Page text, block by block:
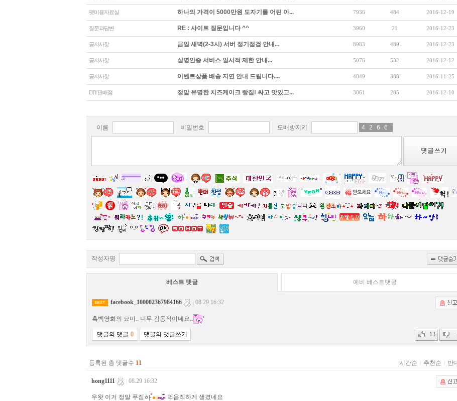
펫미용자료실 하나의 가격이 5000만원 도자기를 어린 아... 7936 484 2016-12-19
질문과답변 RE : 사이트 질문입니다 ^^ 3960 21 2016-12-23
공지사항 금일 새벽(2-3시) 서버 정기점검 안내... 8983 489 2016-12-23
공지사항 실명인증 서비스 일시적 제한 안내... 5076 532 2016-12-12
공지사항 이벤트상품 배송 지연 안내 드립니다.... 4049 388 2016-11-25
DIY판매점 정말 유명한 치즈케이크 빵집! 싸고 맛있고... 3061 285 2016-12-10